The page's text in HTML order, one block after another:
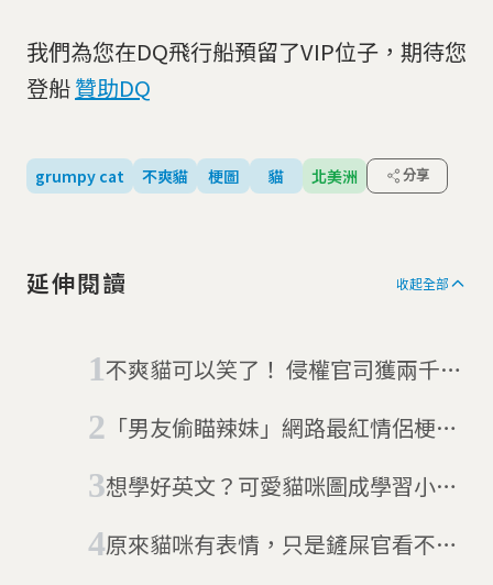
我們為您在DQ飛行船預留了VIP位子，期待您
登船贊助DQ
grumpy cat 不爽貓 梗圖 貓 北美洲 分享
延伸閱讀 收起全部
不爽貓可以笑了！ 侵權官司獲兩千多
「男友偷瞄辣妹」網路最紅情侶梗圖
想學好英文？可愛貓咪圖成學習小幫
原來貓咪有表情，只是鏟屎官看不